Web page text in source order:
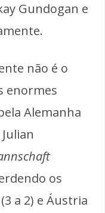
Gundogan e
não é o
enormes
Alemanha
os
a 2) e Áustria